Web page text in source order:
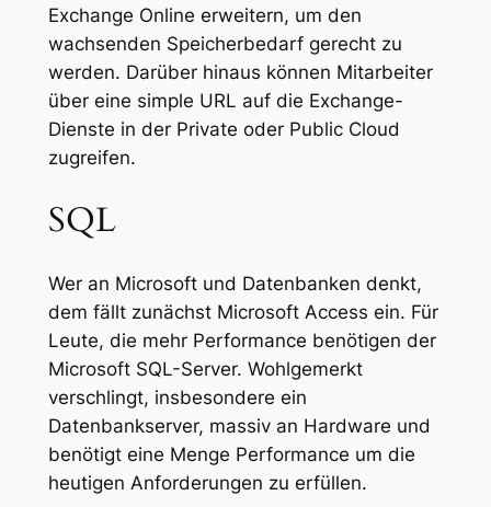
Exchange Online erweitern, um den
wachsenden Speicherbedarf gerecht zu
werden. Darüber hinaus können Mitarbeiter
über eine simple URL auf die Exchange-
Dienste in der Private oder Public Cloud
zugreifen.
SQL
Wer an Microsoft und Datenbanken denkt,
dem fällt zunächst Microsoft Access ein. Für
Leute, die mehr Performance benötigen der
Microsoft SQL-Server. Wohlgemerkt
verschlingt, insbesondere ein
Datenbankserver, massiv an Hardware und
benötigt eine Menge Performance um die
heutigen Anforderungen zu erfüllen.